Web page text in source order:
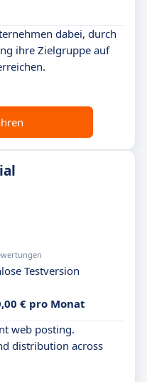
dabei, durch
ihre Zielgruppe auf
Testversion
€ pro Monat
web posting.
distribution across